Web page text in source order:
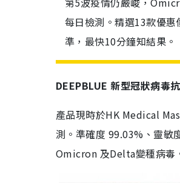
每日檢測。精選13款優
準，最快10分鐘知結果。
DEEPBLUE 新型冠狀病毒
產品現時於HK Medical
測。準確度 99.03%、靈敏
Omicron 及Delta變種病毒